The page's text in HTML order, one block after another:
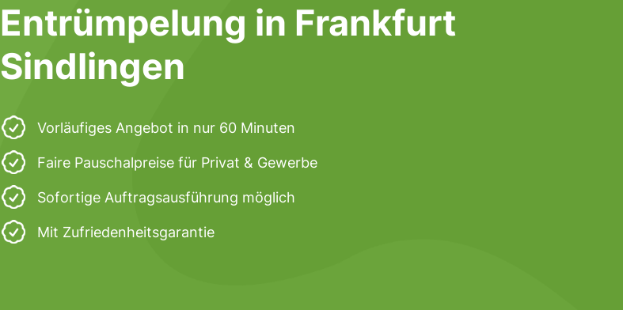
Entrümpelung in Frankfurt
Sindlingen
Vorläufiges Angebot in nur 60 Minuten
Faire Pauschalpreise für Privat & Gewerbe
Sofortige Auftragsausführung möglich
Mit Zufriedenheitsgarantie